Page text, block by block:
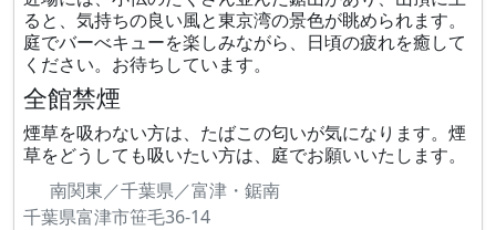
ると、気持ちの良い風と東京湾の景色が眺められます。
庭でバーべキューを楽しみながら、日頃の疲れを癒して
ください。お待ちしています。
全館禁煙
煙草を吸わない方は、たばこの匂いが気になります。煙
草をどうしても吸いたい方は、庭でお願いいたします。
南関東／千葉県／富津・鋸南
千葉県富津市笹毛36-14